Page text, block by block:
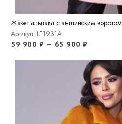
Жакет альпака с английским воротом
Артикул: LT1931A
59 900 ₽ – 65 900₽